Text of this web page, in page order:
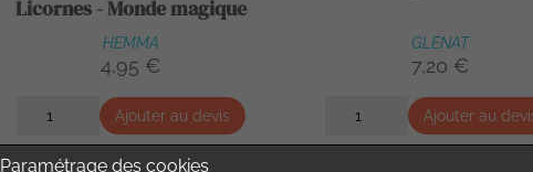
Licornes - Monde magique
HEMMA
4,95 €
Ajouter au devis
GLENAT
7,20 €
Ajouter au
Paramétrage des cookies